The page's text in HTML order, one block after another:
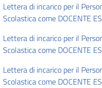
Lettera di incarico per il
Scolastica come DOCENTE
Lettera di incarico per il
Scolastica come DOCENTE
Lettera di incarico per il
Scolastica come DOCENTE